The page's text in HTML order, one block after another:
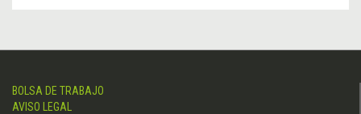
BOLSA DE TRABAJO
AVISO LEGAL